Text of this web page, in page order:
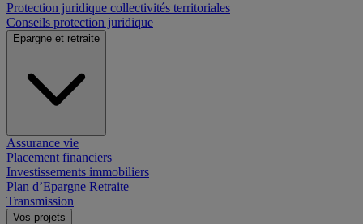
Protection juridique collectivités territoriales
Conseils protection juridique
Epargne et retraite
Assurance vie
Placement financiers
Investissements immobiliers
Plan d’Epargne Retraite
Transmission
Vos projets